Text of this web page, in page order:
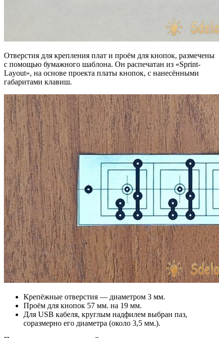
Отверстия для крепления плат и проём для кнопок, размечены
с помощью бумажного шаблона. Он распечатан из «Sprint-
Layout», на основе проекта платы кнопок, с нанесёнными
габаритами клавиш.
Крепёжные отверстия — диаметром 3 мм.
Проём для кнопок 57 мм. на 19 мм.
Для USB кабеля, круглым надфилем выбран паз,
соразмерно его диаметра (около 3,5 мм.).